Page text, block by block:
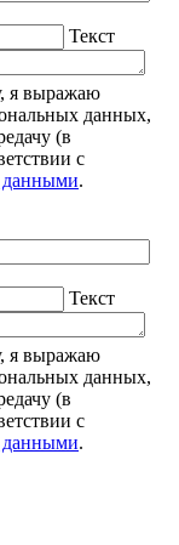
Текст
я выражаю
данных,
(в
с
данными.
Текст
я выражаю
данных,
(в
с
данными.